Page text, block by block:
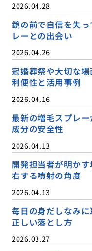
2026.04.28
鏡の前で自信を失
レーとの出会い
2026.04.26
冠婚葬祭や大切な
利便性と活用事例
2026.04.16
最新の増毛スプレ
成分の安全性
2026.04.13
開発担当者が明か
右する噴射の角度
2026.04.13
毎日の身だしなみ
正しい落とし方
2026.03.27